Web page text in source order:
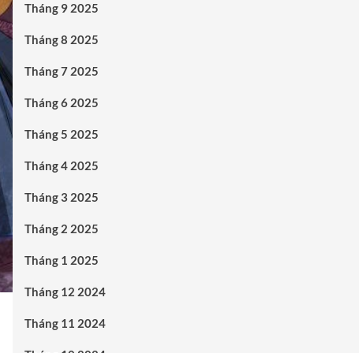
Tháng 9 2025
Tháng 8 2025
Tháng 7 2025
Tháng 6 2025
Tháng 5 2025
Tháng 4 2025
Tháng 3 2025
Tháng 2 2025
Tháng 1 2025
Tháng 12 2024
Tháng 11 2024